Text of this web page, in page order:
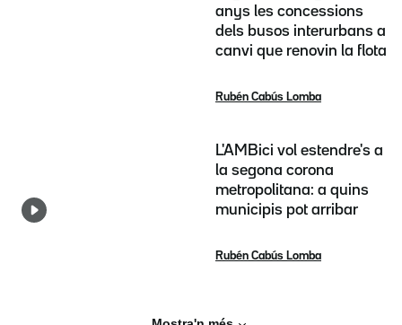
anys les concessions
dels busos interurbans a
canvi que renovin la flota
Rubén Cabús Lomba
L'AMBici vol estendre's a
la segona corona
metropolitana: a quins
municipis pot arribar
Rubén Cabús Lomba